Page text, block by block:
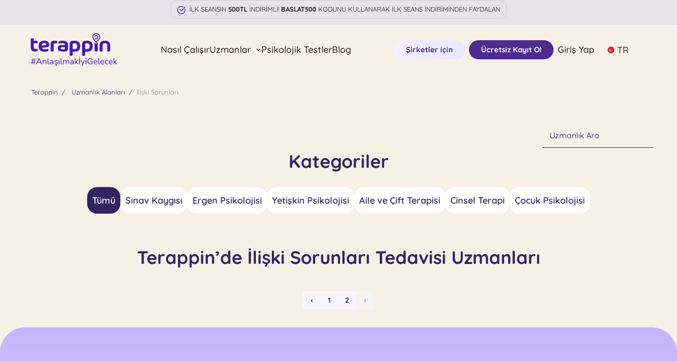
İLK SEANSIN 500TLİNDİRİMLİ! BASLAT500KODUNU KULLANARAK İLK SEANS İNDİRİMİNDEN FAYDALAN
Nasıl ÇalışırUzmanlar Psikolojik TestlerBlog Şirketler için Ücretsiz Kayıt Ol Giriş Yap TR
Terappin Uzmanlık Alanları İlişki Sorunları
Uzmanlık Ara
Kategoriler
Tümü Sınav Kaygısı Ergen Psikolojisi Yetişkin Psikolojisi Aile ve Çift Terapisi Cinsel Terapi Çocuk Psikolojisi
Terappin’de İlişki Sorunları Tedavisi Uzmanları
‹ 1 2 ›